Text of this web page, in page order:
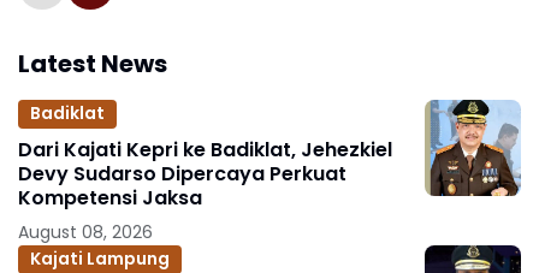
Latest News
Badiklat
Dari Kajati Kepri ke Badiklat, Jehezkiel
Devy Sudarso Dipercaya Perkuat
Kompetensi Jaksa
August 08, 2026
Kajati Lampung